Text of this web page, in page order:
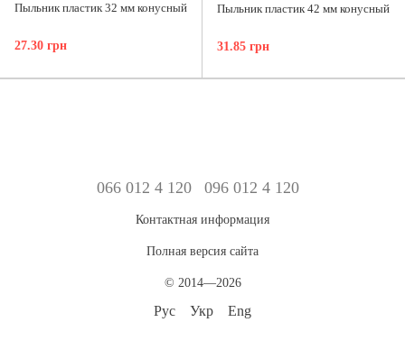
Пыльник пластик 32 мм конусный
27.30 грн
Пыльник пластик 42 мм конусный
31.85 грн
066 012 4 120 096 012 4 120
Контактная информация
Полная версия сайта
© 2014—2026
Рус Укр Eng